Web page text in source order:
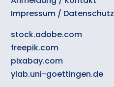
Impressum / Datenschutz
stock.adobe.com
freepik.com
pixabay.com
ylab.uni-goettingen.de